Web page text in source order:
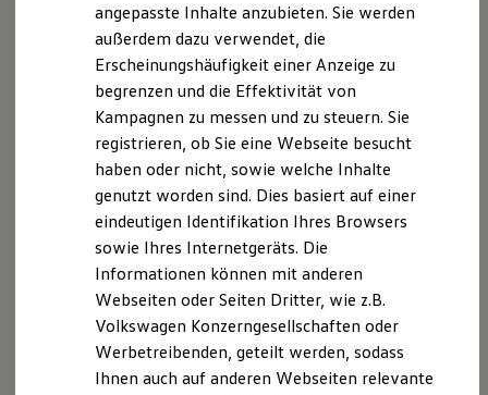
XTL-Dieselkraftstoff
Ersatzteile und Betriebsflüssigkeiten
Original Zubehör und Lifestyle Produkte
myVolkswagen
myVolkswagen Business
Elektrisch & Autonom
Elektro - & Hybridfahrzeuge
Unser Ansatz
Klimafreundlicher Strom
Reichweite & Ladelösungen
Reichweitensimulator
Ladezeitensimulator
Ladelösungen für Privatkunden
Ladelösungen für Gewerbekunden
Wallbox und Ladekabel
Förderung & Kosten der Elektrofahrzeuge
Fördermöglichkeiten für Privatkunden
Fördermöglichkeiten für Gewerbekunden
A. Verantwortlicher
Wir freuen uns, dass Sie unsere Webseite der
Autohaus KW am Südharz GmbH
Kämmeritzer Weg 9
06333 Walbeck-Hettstedt
E-Mail:info@kw-am-suedharz.de
besuchen. Im Folgenden informieren wir Sie über die
Verarbeitung Ihrer personenbezogenen Daten durch
uns im Zusammenhang mit Ihrem Besuch unserer
Webseite.
angepasste Inhalte anzubieten. Sie werden
außerdem dazu verwendet, die
Erscheinungshäufigkeit einer Anzeige zu
begrenzen und die Effektivität von
Kampagnen zu messen und zu steuern. Sie
registrieren, ob Sie eine Webseite besucht
haben oder nicht, sowie welche Inhalte
genutzt worden sind. Dies basiert auf einer
eindeutigen Identifikation Ihres Browsers
sowie Ihres Internetgeräts. Die
Informationen können mit anderen
Webseiten oder Seiten Dritter, wie z.B.
Volkswagen Konzerngesellschaften oder
Werbetreibenden, geteilt werden, sodass
Ihnen auch auf anderen Webseiten relevante